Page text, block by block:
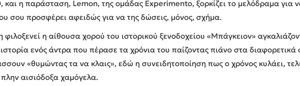
η παράσταση, Lemon, της ομάδας Experimento, ξορκίζει το μελόδραμα για
σου προσφέρει αφειδώς για να της δώσεις, μόνος, σχήμα.
η αίθουσα χορού του ιστορικού ξενοδοχείου «Μπάγκειον»
ενός άντρα που πέρασε τα χρόνια του παίζοντας πιάνο στα
«θυμώντας τα να κλαις», εδώ η συνειδητοποίηση πως ο χρόνος κυλάει,
αισιόδοξα χαμόγελα.